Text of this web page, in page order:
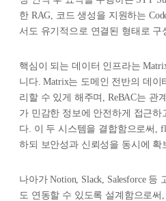
한 RAG, 코드 생성을 지원하는
서도 유기적으로 연결된 형태로 구
핵심이 되는 데이터 인프라는
니다. Matrix는 도메인 전반의 데
리할 수 있게 해주며, ReBAC는 관
가 민감한 정보에 안전하게 접근
다. 이 두 시스템을 결합함으로써,
하되 보안성과 신뢰성을 동시에 확
나아가 Notion, Slack, Salesforce
도 연동할 수 있도록 설계함으로